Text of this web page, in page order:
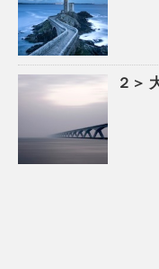
２＞